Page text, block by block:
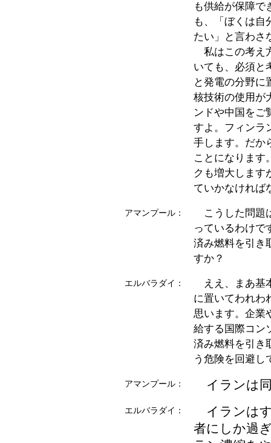
も供給が保障で
も、「ぼくは自
たい」と言わさ
私はこの考え
いても、必須と
と発電の分野に
核技術の使用が
ンドや中国をご
すよ。フィンラ
手します。だか
ことになります
クも増大します
ていかなければ
アマンプール：
こうした問題
っているわけで
済み燃料を引き
すか？
エルバラダイ：
ええ、まあ基
に置いてわれわ
思います。企業
給する国際コン
済み燃料を引き
う危険を回避し
アマンプール： イランは
エルバラダイ：
イランは
者にしか過